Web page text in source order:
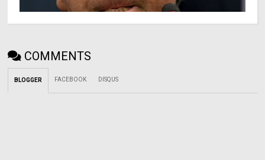
COMMENTS
BLOGGER FACEBOOK DISQUS